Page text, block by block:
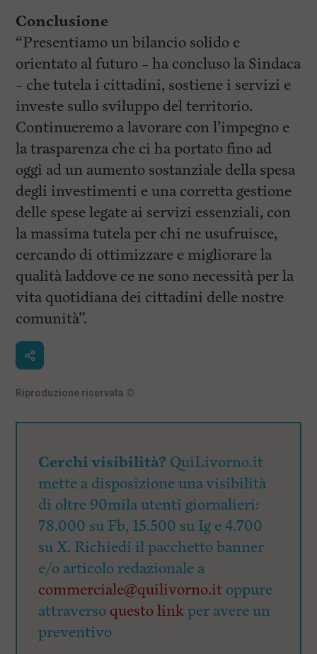
Conclusione
“Presentiamo un bilancio solido e
orientato al futuro – ha concluso la Sindaca
– che tutela i cittadini, sostiene i servizi e
investe sullo sviluppo del territorio.
Continueremo a lavorare con l’impegno e
la trasparenza che ci ha portato fino ad
oggi ad un aumento sostanziale della spesa
degli investimenti e una corretta gestione
delle spese legate ai servizi essenziali, con
la massima tutela per chi ne usufruisce,
cercando di ottimizzare e migliorare la
qualità laddove ce ne sono necessità per la
vita quotidiana dei cittadini delle nostre
comunità”.
Riproduzione riservata ©
Cerchi visibilità? QuiLivorno.it
mette a disposizione una visibilità
di oltre 90mila utenti giornalieri:
78.000 su Fb, 15.500 su Ig e 4.700
su X. Richiedi il pacchetto banner
e/o articolo redazionale a
commerciale@quilivorno.it oppure
attraverso questo linkper avere un
preventivo